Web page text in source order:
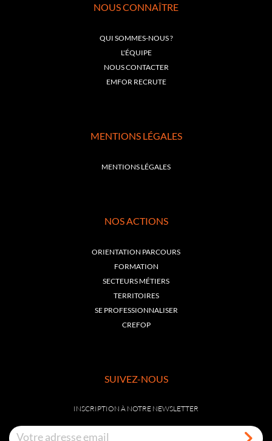
NOUS CONNAÎTRE
QUI SOMMES-NOUS ?
L'ÉQUIPE
NOUS CONTACTER
EMFOR RECRUTE
MENTIONS LÉGALES
MENTIONS LÉGALES
NOS ACTIONS
ORIENTATION PARCOURS
FORMATION
SECTEURS MÉTIERS
TERRITOIRES
SE PROFESSIONNALISER
CREFOP
SUIVEZ-NOUS
INSCRIPTION À NOTRE NEWSLETTER